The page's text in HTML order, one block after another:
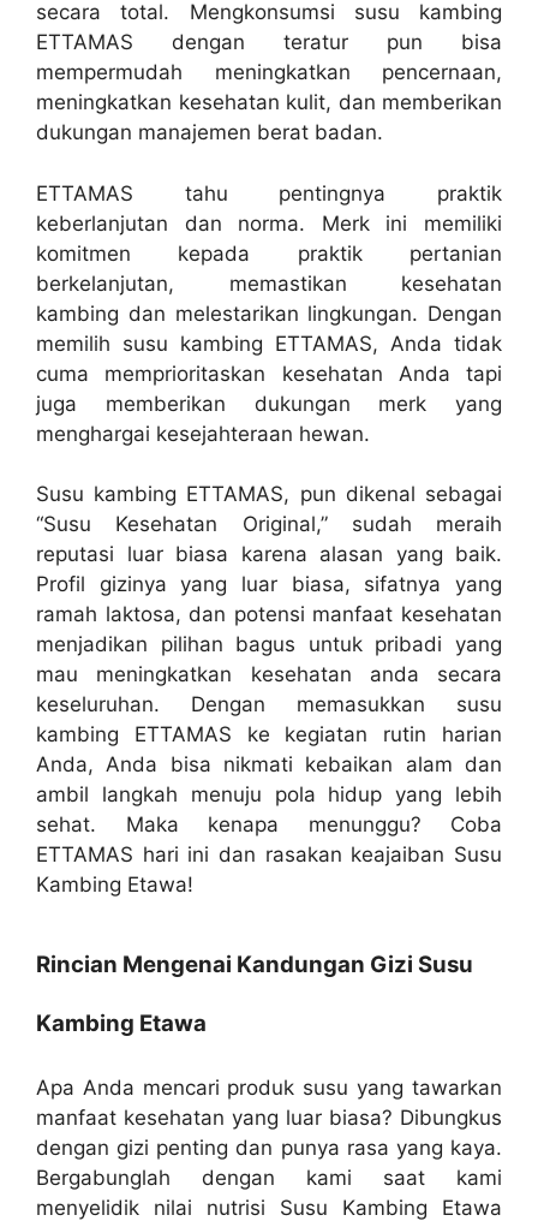
secara total. Mengkonsumsi susu kambing
ETTAMAS dengan teratur pun bisa
mempermudah meningkatkan pencernaan,
meningkatkan kesehatan kulit, dan memberikan
dukungan manajemen berat badan.
ETTAMAS tahu pentingnya praktik
keberlanjutan dan norma. Merk ini memiliki
komitmen kepada praktik pertanian
berkelanjutan, memastikan kesehatan
kambing dan melestarikan lingkungan. Dengan
memilih susu kambing ETTAMAS, Anda tidak
cuma memprioritaskan kesehatan Anda tapi
juga memberikan dukungan merk yang
menghargai kesejahteraan hewan.
Susu kambing ETTAMAS, pun dikenal sebagai
“Susu Kesehatan Original,” sudah meraih
reputasi luar biasa karena alasan yang baik.
Profil gizinya yang luar biasa, sifatnya yang
ramah laktosa, dan potensi manfaat kesehatan
menjadikan pilihan bagus untuk pribadi yang
mau meningkatkan kesehatan anda secara
keseluruhan. Dengan memasukkan susu
kambing ETTAMAS ke kegiatan rutin harian
Anda, Anda bisa nikmati kebaikan alam dan
ambil langkah menuju pola hidup yang lebih
sehat. Maka kenapa menunggu? Coba
ETTAMAS hari ini dan rasakan keajaiban Susu
Kambing Etawa!
Rincian Mengenai Kandungan Gizi Susu
Kambing Etawa
Apa Anda mencari produk susu yang tawarkan
manfaat kesehatan yang luar biasa? Dibungkus
dengan gizi penting dan punya rasa yang kaya.
Bergabunglah dengan kami saat kami
menyelidik nilai nutrisi Susu Kambing Etawa